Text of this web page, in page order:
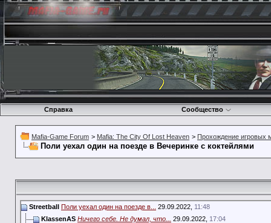
Справка Сообщество
Mafia-Game Forum > Mafia: The City Of Lost Heaven > Прохождение игровых
Поли уехал один на поезде в Вечеринке с коктейлями
Streetball Поли уехал один на поезде в... 29.09.2022, 11:48
KlassenAS Ничего себе. Не думал, что... 29.09.2022, 17:04